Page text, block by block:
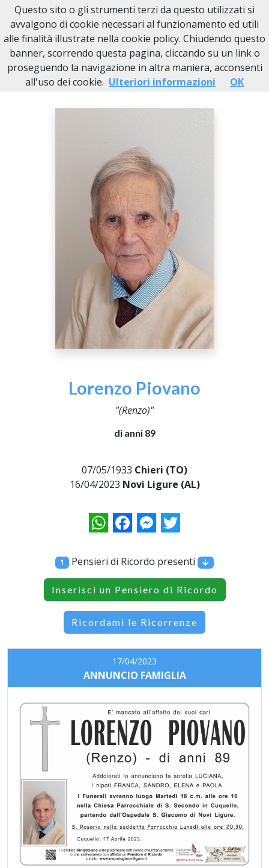
Necrologi Novi Ligure
Sardigliano Lorenzo Piovano
Lorenzo Piovano
"(Renzo)"
di anni 89
07/05/1933 Chieri (TO)
16/04/2023 Novi Ligure (AL)
WhatsAppFacebookMessenger
Twitter
1 Pensieri di Ricordo presenti
Inserisci un Pensiero di Ricordo
Ricordami le Ricorrenze
17/04/2023
ANNUNCIO FAMIGLIA
Questo sito o gli strumenti terzi da questo utilizzati si
avvalgono di cookie necessari al funzionamento ed utili
alle finalità illustrate nella cookie policy. Chiudendo questo
banner, scorrendo questa pagina, cliccando su un link o
proseguendo la navigazione in altra maniera, acconsenti
all'uso dei cookie. Ulteriori informazioni OK